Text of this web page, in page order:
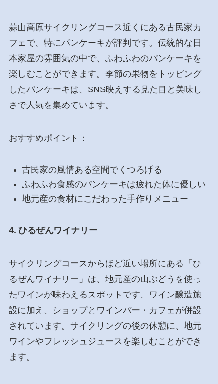
蒜山高原サイクリングコース近くにある古民家カ
フェで、特にパンケーキが評判です。伝統的な日
本家屋の雰囲気の中で、ふわふわのパンケーキを
楽しむことができます。季節の果物をトッピング
したパンケーキは、SNS映えする見た目と美味し
さで人気を集めています。
おすすめポイント：
古民家の風情ある空間でくつろげる
ふわふわ食感のパンケーキは疲れた体に優しい
地元産の食材にこだわった手作りメニュー
4. ひるぜんワイナリー
サイクリングコースからほど近い場所にある「ひ
るぜんワイナリー」は、地元産の山ぶどうを使っ
たワインが味わえるスポットです。ワイン醸造施
設に加え、ショップとワインバー・カフェが併設
されています。サイクリングの後の休憩に、地元
ワインやフレッシュジュースを楽しむことができ
ます。